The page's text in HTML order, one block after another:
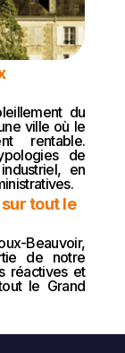
du
ville où le
rentable.
de
en
tout le
Beauvoir,
de notre
réactives et
le Grand